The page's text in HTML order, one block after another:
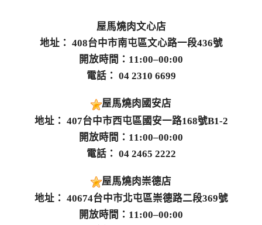
屋馬燒肉文心店
地址： 408台中市南屯區文心路一段436號
開放時間：11:00–00:00
電話： 04 2310 6699
屋馬燒肉國安店
地址： 407台中市西屯區國安一路168號B1-2
開放時間：11:00–00:00
電話： 04 2465 2222
屋馬燒肉崇德店
地址： 40674台中市北屯區崇德路二段369號
開放時間：11:00–00:00